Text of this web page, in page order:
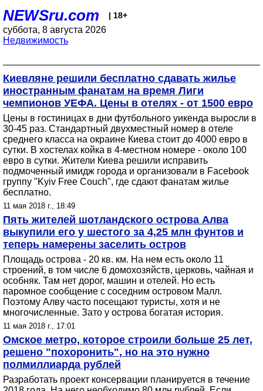
NEWSru.com | 18+
суббота, 8 августа 2026
Недвижимость
Киевляне решили бесплатно сдавать жилье
иностранным фанатам на время Лиги
чемпионов УЕФА. Цены в отелях - от 1500 евро
Цены в гостиницах в дни футбольного уикенда выросли в
30-45 раз. Стандартный двухместный номер в отеле
среднего класса на окраине Киева стоит до 4000 евро в
сутки. В хостелах койка в 4-местном номере - около 100
евро в сутки. Жители Киева решили исправить
подмоченный имидж города и организовали в Facebook
группу "Kyiv Free Couch", где сдают фанатам жилье
бесплатно.
11 мая 2018 г., 18:49
Пять жителей шотландского острова Алва
выкупили его у шестого за 4,25 млн фунтов и
теперь намерены заселить остров
Площадь острова - 20 кв. км. На нем есть около 11
строений, в том числе 6 домохозяйств, церковь, чайная и
особняк. Там нет дорог, машин и отелей. Но есть
паромное сообщение с соседним островом Малл.
Поэтому Алву часто посещают туристы, хотя и не
многочисленные. Зато у острова богатая история.
11 мая 2018 г., 17:01
Омское метро, которое строили больше 25 лет,
решено "похоронить", но на это нужно
полмиллиарда рублей
Разработать проект консервации планируется в течение